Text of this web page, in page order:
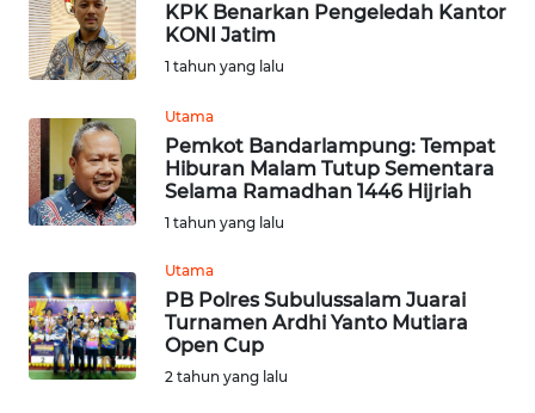
KPK Benarkan Pengeledah Kantor
KONI Jatim
1 tahun yang lalu
Utama
Pemkot Bandarlampung: Tempat
Hiburan Malam Tutup Sementara
Selama Ramadhan 1446 Hijriah
1 tahun yang lalu
Utama
PB Polres Subulussalam Juarai
Turnamen Ardhi Yanto Mutiara
Open Cup
2 tahun yang lalu
WN
BINJAI
WN
CIREBON
WN
INDRAMAYU
WN
KUNINGAN
WN